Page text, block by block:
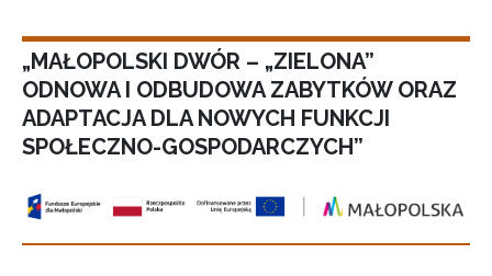
„MAŁOPOLSKI DWÓR – „ZIELONA”
ODNOWA I ODBUDOWA ZABYTKÓW ORAZ
ADAPTACJA DLA NOWYCH FUNKCJI
SPOŁECZNO-GOSPODARCZYCH”